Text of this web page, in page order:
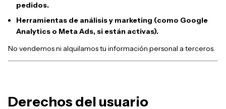
pedidos.
Herramientas de análisis y marketing (como Google
Analytics o Meta Ads, si están activas).
No vendemos ni alquilamos tu información personal a terceros.
Derechos del usuario